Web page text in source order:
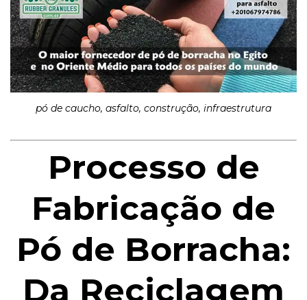
pó de caucho, asfalto, construção, infraestrutura
Processo de
Fabricação de
Pó de Borracha:
Da Reciclagem